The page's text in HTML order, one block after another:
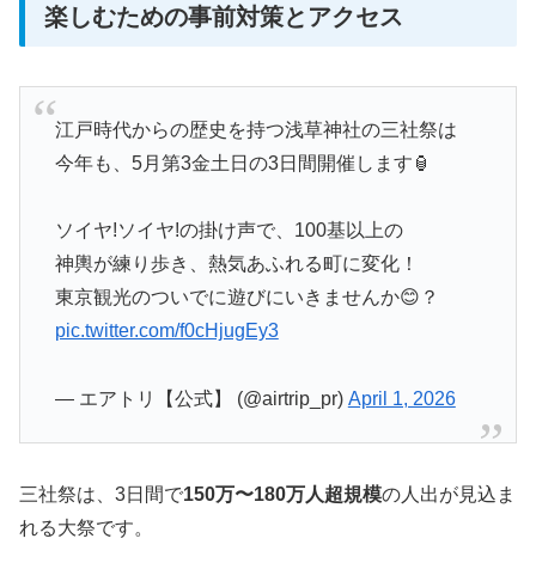
楽しむための事前対策とアクセス
江戸時代からの歴史を持つ浅草神社の三社祭は
今年も、5月第3金土日の3日間開催します🏮
ソイヤ!ソイヤ!の掛け声で、100基以上の
神輿が練り歩き、熱気あふれる町に変化！
東京観光のついでに遊びにいきませんか😊？
pic.twitter.com/f0cHjugEy3
— エアトリ【公式】 (@airtrip_pr) April 1, 2026
三社祭は、3日間で150万〜180万人超規模の人出が見込ま
れる大祭です。